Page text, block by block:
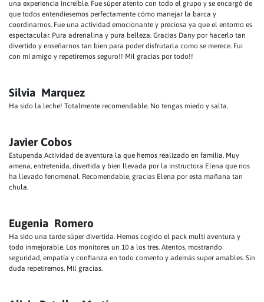
una experiencia increíble. Fue súper atento con todo el grupo y se encargó de
que todos entendiesemos perfectamente cómo manejar la barca y
coordinarnos. Fue una actividad emocionante y preciosa ya que el entorno es
espectacular. Pura adrenalina y pura belleza. Gracias Dany por hacerlo tan
divertido y enseñarnos tan bien para poder disfrutarla como se merece. Fui
con mi amigo y repetiremos seguro!! Mil gracias por todo!!
Silvia Marquez
Ha sido la leche! Totalmente recomendable. No tengas miedo y salta.
Javier Cobos
Estupenda Actividad de aventura la que hemos realizado en familia. Muy
amena, entretenida, divertida y bien llevada por la instructora Elena que nos
ha llevado fenomenal. Recomendable, gracias Elena por esta mañana tan
chula.
Eugenia Romero
Ha sido una tarde súper divertida. Hemos cogido el pack multi aventura y
todo inmejorable. Los monitores un 10 a los tres. Atentos, mostrando
seguridad, empatía y confianza en todo comento y además super amables. Sin
duda repetiremos. Mil gracias.